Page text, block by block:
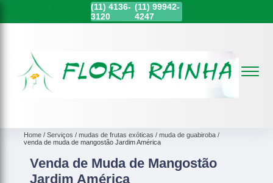
(11) 4136-
3120
(11)99942-
4247
Home Serviços mudas de frutas exóticas
muda de guabiroba
venda de muda de mangostão Jardim América
Venda de Muda de Mangostão
Jardim América